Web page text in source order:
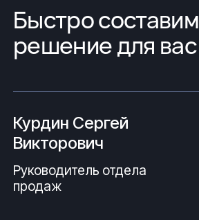
Быстро составим
решение для вас
Курдин Сергей
Викторович
Руководитель отдела
продаж